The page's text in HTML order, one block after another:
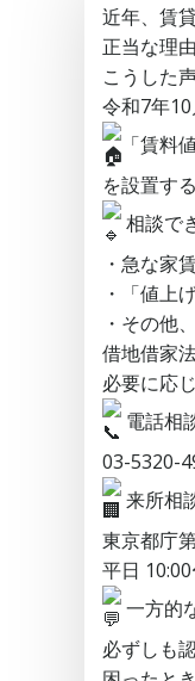
近年、賃
正当な理
こうした
令和7年
「賃料
を設置す
相談で
・急な家
・「値上
・その他
借地借家
必要に応
電話相
03-5320-
来所相
東京都庁
平日
一方的
必ずしも